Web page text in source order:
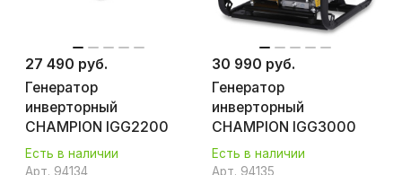
27 490 руб.
Генератор
инверторный
CHAMPION IGG2200
Есть в наличии
Арт. 94134
30 990 руб.
Генератор
инверторный
CHAMPION IGG3000
Есть в наличии
Арт. 94135